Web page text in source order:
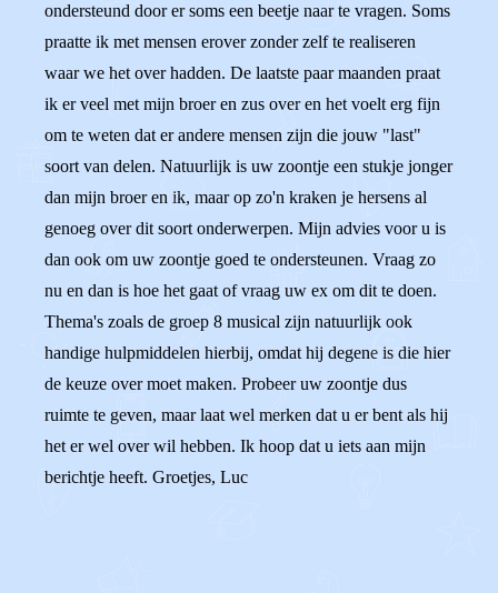
ondersteund door er soms een beetje naar te vragen. Soms
praatte ik met mensen erover zonder zelf te realiseren
waar we het over hadden. De laatste paar maanden praat
ik er veel met mijn broer en zus over en het voelt erg fijn
om te weten dat er andere mensen zijn die jouw "last"
soort van delen. Natuurlijk is uw zoontje een stukje jonger
dan mijn broer en ik, maar op zo'n kraken je hersens al
genoeg over dit soort onderwerpen. Mijn advies voor u is
dan ook om uw zoontje goed te ondersteunen. Vraag zo
nu en dan is hoe het gaat of vraag uw ex om dit te doen.
Thema's zoals de groep 8 musical zijn natuurlijk ook
handige hulpmiddelen hierbij, omdat hij degene is die hier
de keuze over moet maken. Probeer uw zoontje dus
ruimte te geven, maar laat wel merken dat u er bent als hij
het er wel over wil hebben. Ik hoop dat u iets aan mijn
berichtje heeft. Groetjes, Luc